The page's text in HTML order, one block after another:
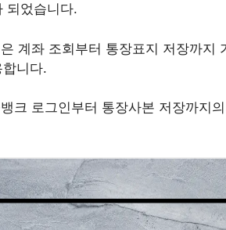
되었습니다.
계좌 조회부터 통장표지 저장까지
니다.
크 로그인부터 통장사본 저장까지